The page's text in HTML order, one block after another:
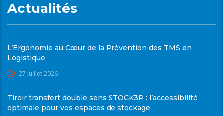
Actualités
L’Ergonomie au Cœur de la Prévention des TMS en
Logistique
27 juillet 2026
Tiroir transfert double sens STOCK3P : l’accessibilité
optimale pour vos espaces de stockage